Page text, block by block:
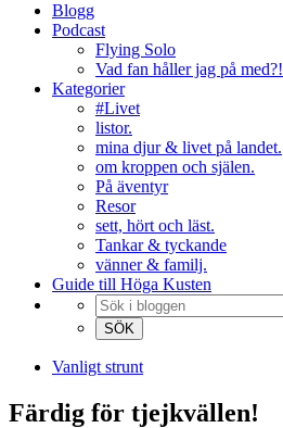
Blogg
Podcast
Flying Solo
Vad fan håller jag på med?!
Kategorier
#Livet
listor.
mina djur & livet på landet.
om kroppen och själen.
På äventyr
Resor
sett, hört och läst.
Tankar & tyckande
vänner & familj.
Guide till Höga Kusten
Vanligt strunt
Färdig för tjejkvällen!